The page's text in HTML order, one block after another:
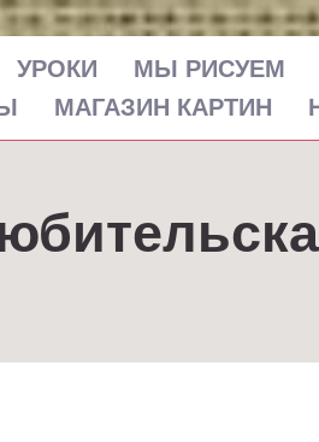
УРОКИ МЫ РИСУЕМ
МАГАЗИН КАРТИН